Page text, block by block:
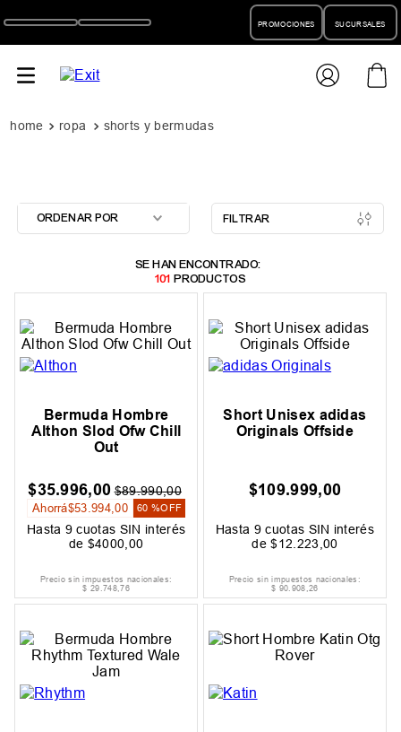
PROMOCIONES SUCURSALES
ropa shorts y bermudas
ORDENAR POR FILTRAR
101PRODUCTOS
Bermuda Hombre
Althon Slod Ofw Chill
Out
$35.996,00 $89.990,00
Ahorrá$53 .994 ,00 60 %OFF
Hasta 9 cuotas SIN interés
de $4000 00
Precio sin impuestos nacionales:
$ 29.748,76
Short Unisex adidas
Originals Offside
$109.999,00
Hasta 9cuotas SIN interés
de$12 223 00
Precio sin impuestos nacionales:
$ 90.908,26